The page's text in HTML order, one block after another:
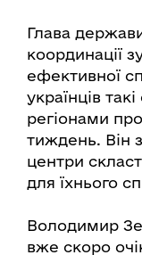
Глава
координації
ефективної
українців
регіонами
тиждень. Він
центри
для їхнього
Володимир
вже скоро